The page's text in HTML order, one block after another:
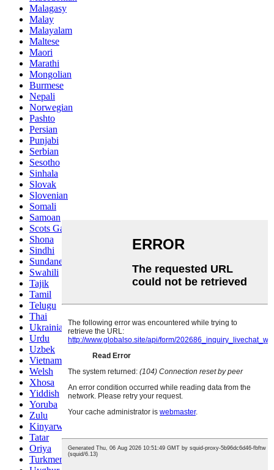
Malagasy
Malay
Malayalam
Maltese
Maori
Marathi
Mongolian
Burmese
Nepali
Norwegian
Pashto
Persian
Punjabi
Serbian
Sesotho
Sinhala
Slovak
Slovenian
Somali
Samoan
Scots Gaelic
Shona
Sindhi
Sundanese
Swahili
Tajik
Tamil
Telugu
Thai
Ukrainian
Urdu
Uzbek
Vietnamese
Welsh
Xhosa
Yiddish
Yoruba
Zulu
Kinyarwanda
Tatar
Oriya
Turkmen